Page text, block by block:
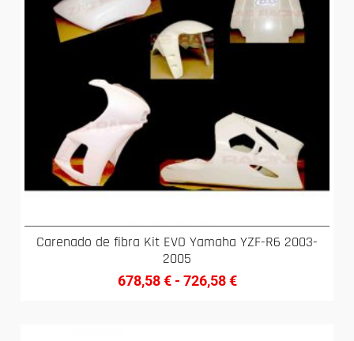
Carenado de fibra Kit EVO Yamaha YZF-R6 2003-
2005
678,58€ - 726,58€